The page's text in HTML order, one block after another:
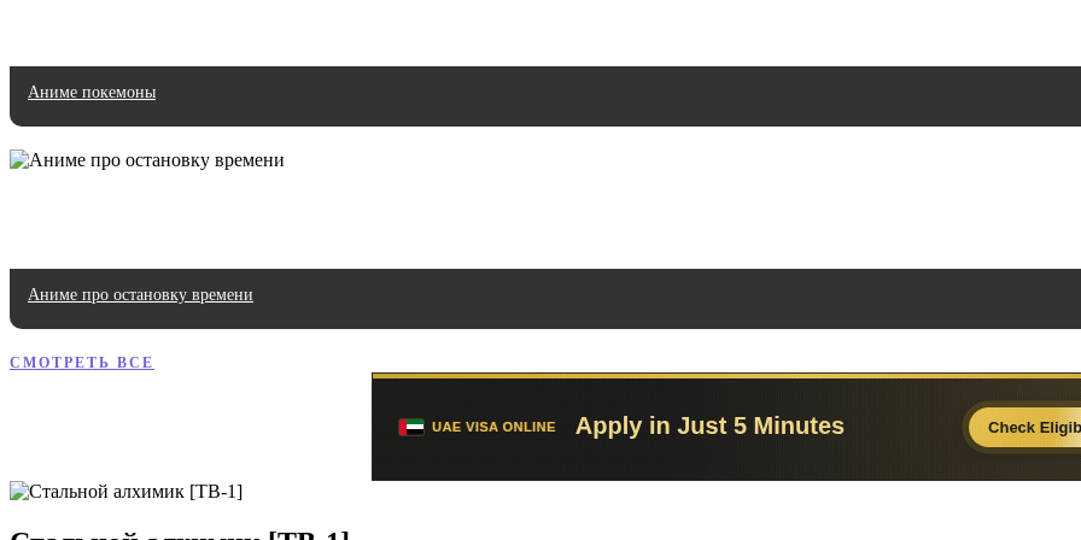
Аниме покемоны
Аниме про остановку времени
СМОТРЕТЬ ВСЕ